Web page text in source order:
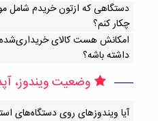
دستگاهی که ازتون خریدم شامل
چکار کنم؟
امکانش هست کالای
داشته باشه؟
وضعیت ویندوز،
آیا ویندوزهای روی دستگاه‌های